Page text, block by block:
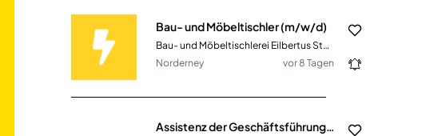
Bau- und Möbeltischler (m/w/d)
Bau- und Möbeltischlerei Eilbertus Stürenburg
Norderney
vor 8 Tagen
Assistenz der Geschäftsführung / kaufmännische Teamassistenz (m/w/d) – Hochbau